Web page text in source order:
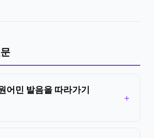
어민 발음을 따라가기